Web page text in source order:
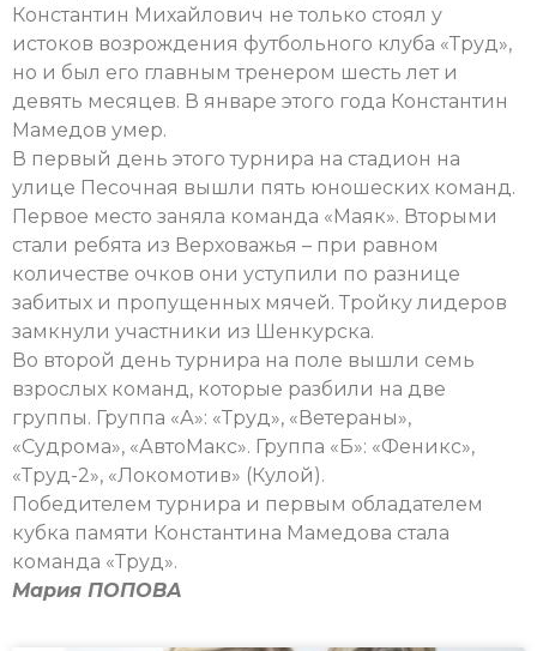
Константин Михайлович не только стоял у
истоков возрождения футбольного клуба «Труд»,
но и был его главным тренером шесть лет и
девять месяцев. В январе этого года Константин
Мамедов умер.
В первый день этого турнира на стадион на
улице Песочная вышли пять юношеских команд.
Первое место заняла команда «Маяк». Вторыми
стали ребята из Верховажья – при равном
количестве очков они уступили по разнице
забитых и пропущенных мячей. Тройку лидеров
замкнули участники из Шенкурска.
Во второй день турнира на поле вышли семь
взрослых команд, которые разбили на две
группы. Группа «А»: «Труд», «Ветераны»,
«Судрома», «АвтоМакс». Группа «Б»: «Феникс»,
«Труд-2», «Локомотив» (Кулой).
Победителем турнира и первым обладателем
кубка памяти Константина Мамедова стала
команда «Труд».
Мария ПОПОВА